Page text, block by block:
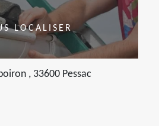
LOCALISER
, 33600 Pessac